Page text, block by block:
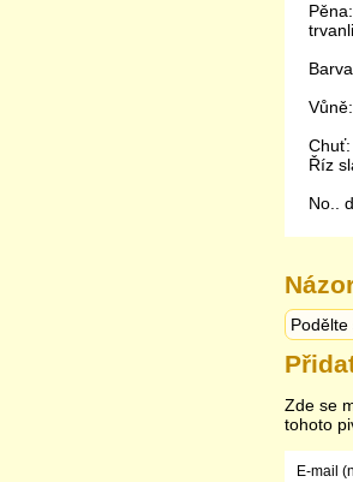
Říz
No..
Zde se
tohoto
E-mail